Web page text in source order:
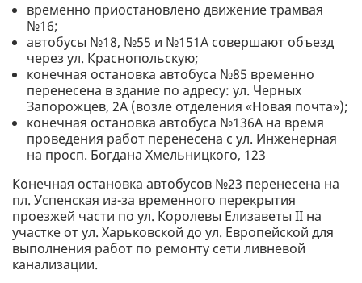
временно приостановлено движение трамвая
№16;
автобусы №18, №55 и №151А совершают объезд
через ул. Краснопольскую;
конечная остановка автобуса №85 временно
перенесена в здание по адресу: ул. Черных
Запорожцев, 2А (возле отделения «Новая почта»);
конечная остановка автобуса №136А на время
проведения работ перенесена с ул. Инженерная
на просп. Богдана Хмельницкого, 123
Конечная остановка автобусов №23 перенесена на
пл. Успенская из-за временного перекрытия
проезжей части по ул. Королевы Елизаветы II на
участке от ул. Харьковской до ул. Европейской для
выполнения работ по ремонту сети ливневой
канализации.